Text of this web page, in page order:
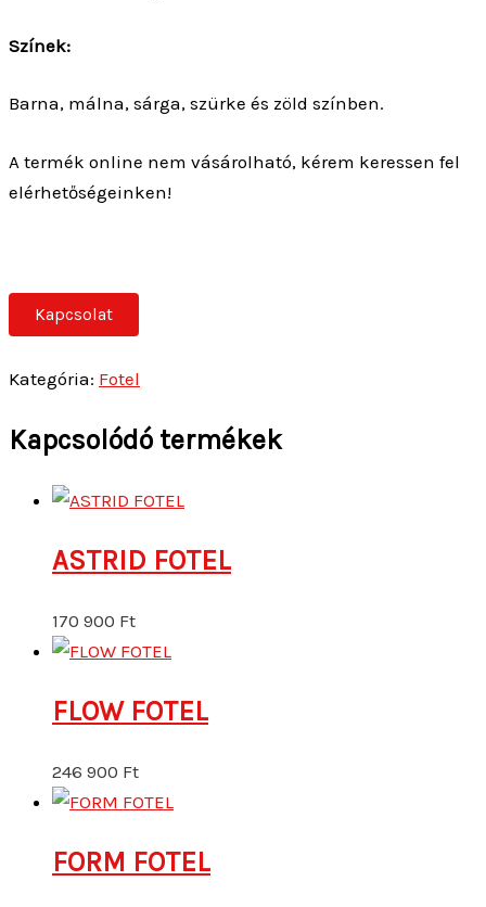
Színek:
Barna, málna, sárga, szürke és zöld színben.
A termék online nem vásárolható, kérem keressen fel
elérhetőségeinken!
Kapcsolat
Kategória: Fotel
Kapcsolódó termékek
ASTRID FOTEL
170 900 Ft
FLOW FOTEL
246 900 Ft
FORM FOTEL